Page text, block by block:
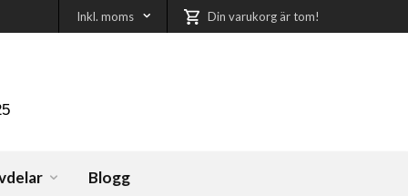
Inkl. moms Din varukorg är tom!
Blogg